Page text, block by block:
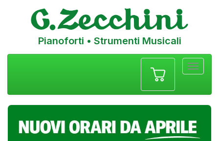
Pianoforti • Strumenti Musicali